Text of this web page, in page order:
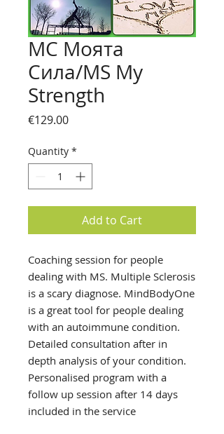
МС Моята
Сила/MS My
Strength
€129.00Price
Quantity *
Add to Cart
Coaching session for people
dealing with MS. Multiple Sclerosis
is a scary diagnose. MindBodyOne
is a great tool for people dealing
with an autoimmune condition.
Detailed consultation after in
depth analysis of your condition.
Personalised program with a
follow up session after 14 days
included in the service